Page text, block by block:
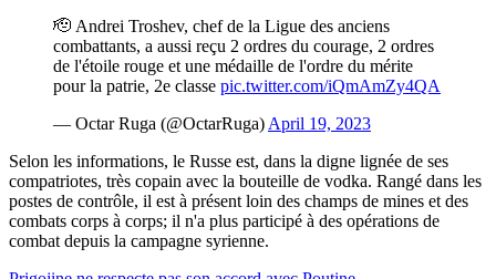
🫡 Andrei Troshev, chef de la Ligue des anciens
combattants, a aussi reçu 2 ordres du courage, 2 ordres
de l'étoile rouge et une médaille de l'ordre du mérite
pour la patrie, 2e classe pic.twitter.com/iQmAmZy4QA
— Octar Ruga (@OctarRuga) April 19, 2023
Selon les informations, le Russe est, dans la digne lignée de ses
compatriotes, très copain avec la bouteille de vodka. Rangé dans les
postes de contrôle, il est à présent loin des champs de mines et des
combats corps à corps; il n'a plus participé à des opérations de
combat depuis la campagne syrienne.